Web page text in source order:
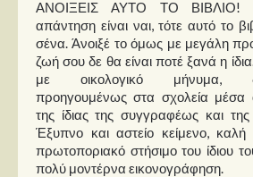
ΑΝΟΙΞΕΙΣ ΑΥΤΟ ΤΟ ΒΙΒΛΙΟ!
απάντηση είναι ναι, τότε αυτό το
σένα. Άνοιξέ το όμως με μεγάλη
ζωή σου δε θα είναι ποτέ ξανά η
με οικολογικό μήνυμα,
προηγουμένως στα σχολεία μέσα
της ίδιας της συγγραφέως και
Έξυπνο και αστείο κείμενο, καλή
πρωτοποριακό στήσιμο του ίδιου
πολύ μοντέρνα εικονογράφηση.